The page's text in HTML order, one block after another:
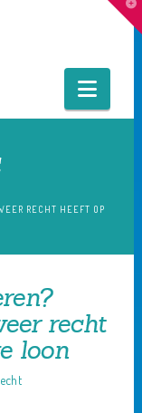
RECHT HEEFT OP
recht
loon